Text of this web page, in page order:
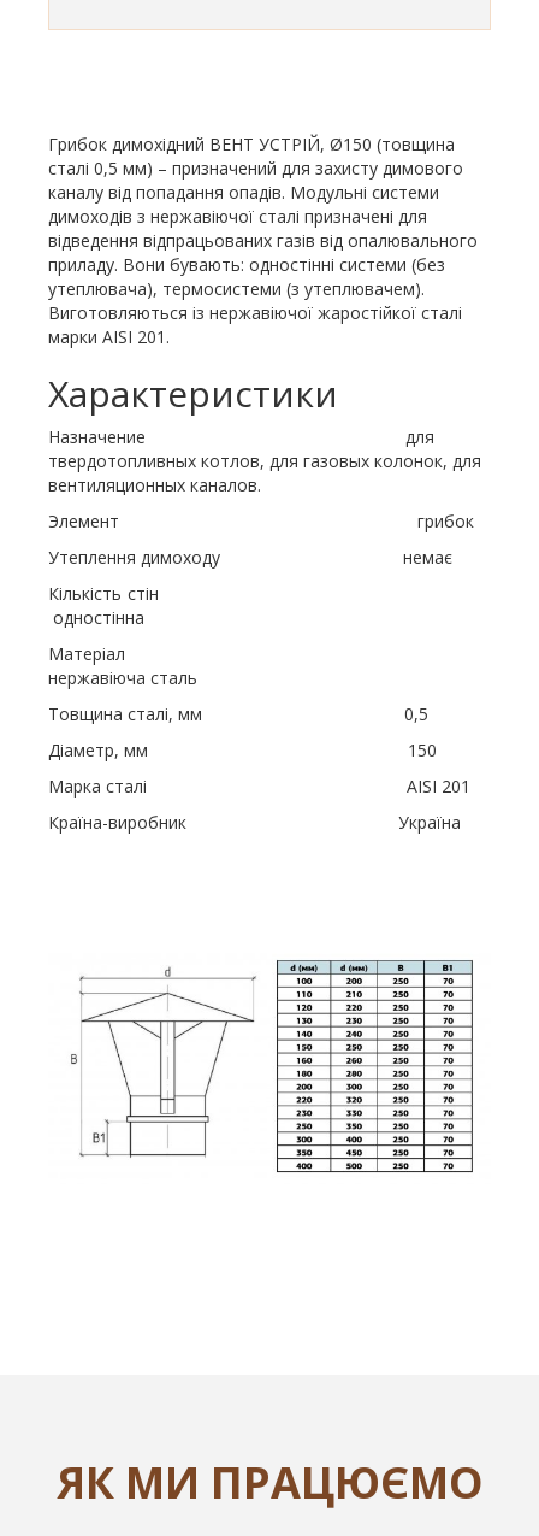
Грибок димохідний ВЕНТ УСТРІЙ, Ø150 (товщина
сталі 0,5 мм) – призначений для захисту димового
каналу від попадання опадів. Модульні системи
димоходів з нержавіючої сталі призначені для
відведення відпрацьованих газів від опалювального
приладу. Вони бувають: одностінні системи (без
утеплювача), термосистеми (з утеплювачем).
Виготовляються із нержавіючої жаростійкої сталі
марки AISI 201.
Характеристики
Назначение для
твердотопливных котлов, для газовых колонок, для
вентиляционных каналов.
Элемент грибок
Утеплення димоходу немає
Кількість стін
одностінна
Матеріал
нержавіюча сталь
Товщина сталі, мм 0,5
Діаметр, мм 150
Марка сталі AISI 201
Країна-виробник Україна
ЯК МИ ПРАЦЮЄМО